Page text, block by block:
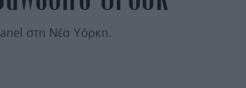
στη Νέα Υόρκη.